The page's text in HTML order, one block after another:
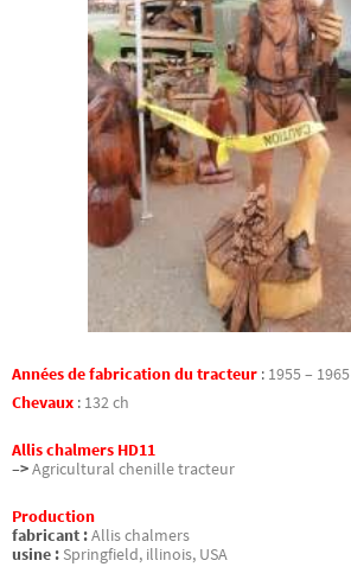
Années de fabrication du tracteur : 1955 – 1965
Chevaux : 132 ch
Allis chalmers HD11
–>Agricultural chenille tracteur
Production
fabricant :Allis chalmers
usine : Springfield, illinois, USA